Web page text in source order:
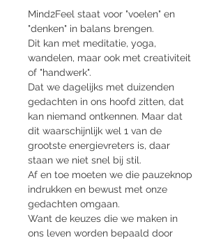
Mind2Feel staat voor "voelen" en
"denken" in balans brengen.
Dit kan met meditatie, yoga,
wandelen, maar ook met creativiteit
of "handwerk".
Dat we dagelijks met duizenden
gedachten in ons hoofd zitten, dat
kan niemand ontkennen. Maar dat
dit waarschijnlijk wel 1 van de
grootste energievreters is, daar
staan we niet snel bij stil.
Af en toe moeten we die pauzeknop
indrukken en bewust met onze
gedachten omgaan.
Want de keuzes die we maken in
ons leven worden bepaald door